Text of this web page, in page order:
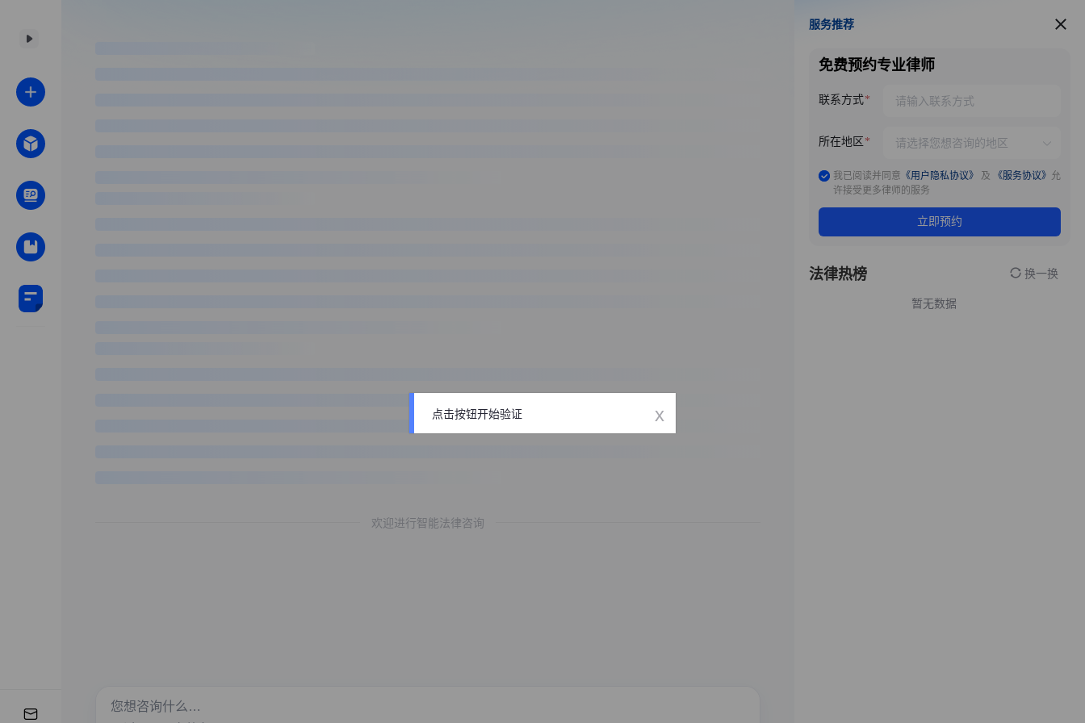
欢迎进行智能法律咨询
服务推荐
服务推荐
免费预约专业律师
联系方式
所在地区
我已阅读并同意 《用户隐私协议》 及 《服务协议》 允
许接受更多律师的服务
立即预约
法律热榜 换一换
暂无数据
点击按钮开始验证 x